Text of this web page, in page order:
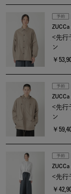
<先行
ン
￥
<先行
ン
￥
<先行
￥